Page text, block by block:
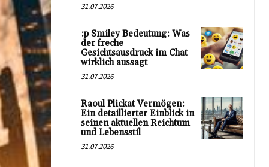
31.07.2026
:p Smiley Bedeutung: Was
der freche
Gesichtsausdruck im Chat
wirklich aussagt
31.07.2026
Raoul Plickat Vermögen:
Ein detaillierter Einblick in
seinen aktuellen Reichtum
und Lebensstil
31.07.2026